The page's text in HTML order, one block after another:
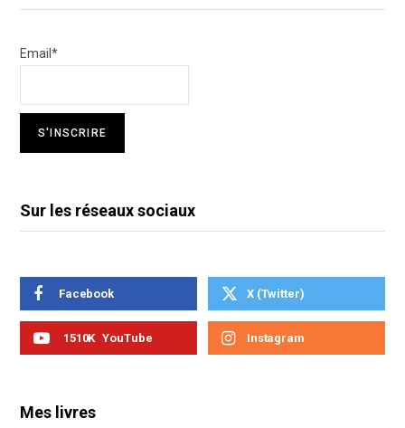
Email*
Sur les réseaux sociaux
Facebook X (Twitter)
1510K YouTube Instagram
Mes livres